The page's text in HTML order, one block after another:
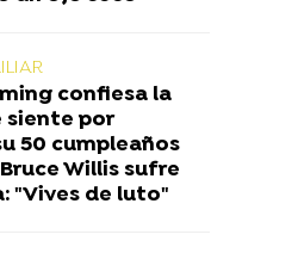
confiesa la
siente por
50 cumpleaños
Willis sufre
"Vives de luto"